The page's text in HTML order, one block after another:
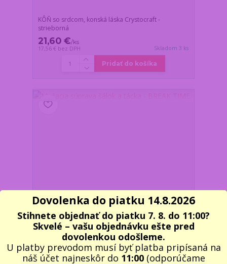
KÔŇ so srdcom, konská láska Crystocraft -
strieborná
21,60 €/ks
17,56 € bez DPH Skladom 3 ks
Pridať do košíka
Mačacia súprava šálok a tácka - BREAK TIME
Dovolenka do piatku 14.8.2026
Stihnete objednať do piatku 7. 8. do 11:00?
Skvelé – vašu objednávku ešte pred
dovolenkou odošleme.
U platby prevodom musí byť platba pripísaná na
náš účet najneskôr do 11:00(odporúčame